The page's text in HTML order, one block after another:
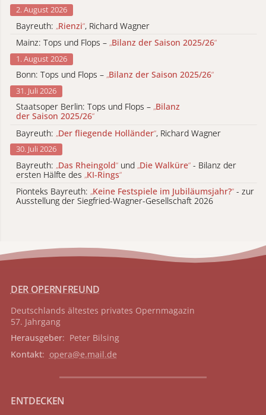
2. August 2026
Bayreuth: „Rienzi“, Richard Wagner
Mainz: Tops und Flops – „Bilanz der Saison 2025/26“
1. August 2026
Bonn: Tops und Flops – „Bilanz der Saison 2025/26“
31. Juli 2026
Staatsoper Berlin: Tops und Flops – „Bilanz
der Saison 2025/26“
Bayreuth: „Der fliegende Holländer“, Richard Wagner
30. Juli 2026
Bayreuth: „Das Rheingold“ und „Die Walküre“ - Bilanz der
ersten Hälfte des „KI-Rings“
Pionteks Bayreuth: „Keine Festspiele im Jubiläumsjahr?“ - zur
Ausstellung der Siegfried-Wagner-Gesellschaft 2026
DER OPERNFREUND
Deutschlands ältestes privates Opernmagazin
57. Jahrgang
Herausgeber: Peter Bilsing
Kontakt: opera@e.mail.de
ENTDECKEN